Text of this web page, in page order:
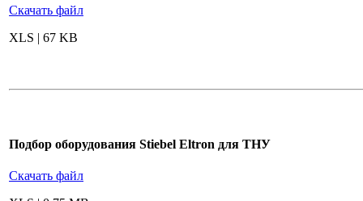
Скачать файл
XLS | 67 KB
Подбор оборудования Stiebel Eltron для ТНУ
Скачать файл